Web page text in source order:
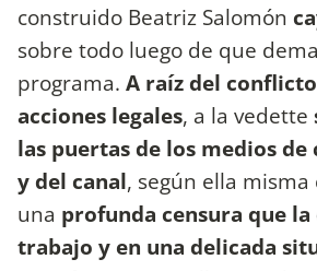
construido Beatriz Salomón
sobre todo luego de que
programa. A raíz del
acciones legales, a la vedette
las puertas de los medios
y del canal, según ella
una profunda censura que la
trabajo y en una delicada